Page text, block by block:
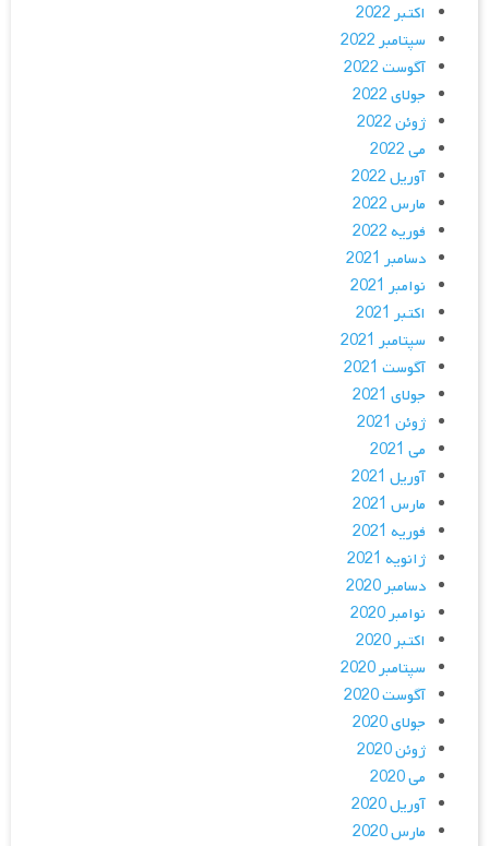
اکتبر 2022
سپتامبر 2022
آگوست 2022
جولای 2022
ژوئن 2022
می 2022
آوریل 2022
مارس 2022
فوریه 2022
دسامبر 2021
نوامبر 2021
اکتبر 2021
سپتامبر 2021
آگوست 2021
جولای 2021
ژوئن 2021
می 2021
آوریل 2021
مارس 2021
فوریه 2021
ژانویه 2021
دسامبر 2020
نوامبر 2020
اکتبر 2020
سپتامبر 2020
آگوست 2020
جولای 2020
ژوئن 2020
می 2020
آوریل 2020
مارس 2020